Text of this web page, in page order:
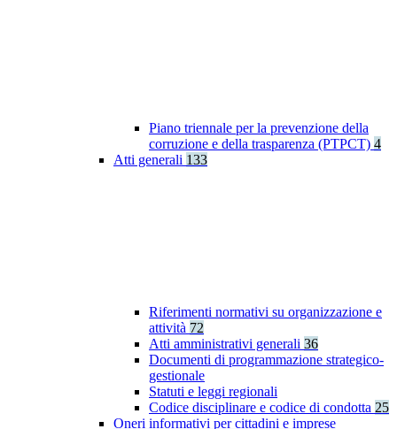
Piano triennale per la prevenzione della
corruzione e della trasparenza (PTPCT) 4
Atti generali 133
Riferimenti normativi su organizzazione e
attività 72
Atti amministrativi generali 36
Documenti di programmazione strategico-
gestionale
Statuti e leggi regionali
Codice disciplinare e codice di condotta 25
Oneri informativi per cittadini e imprese